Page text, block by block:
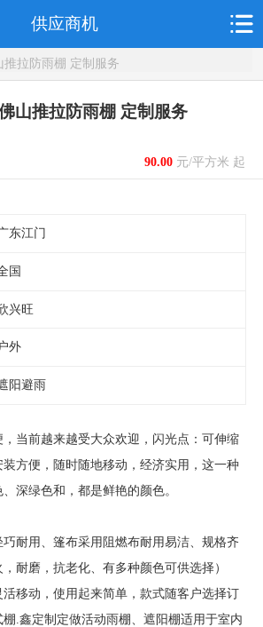
供应商机
拉防雨棚 定制服务
山推拉防雨棚 定制服务
90.00元/平方米 起
东江门
国
兴旺
外
阳避雨
当前越来越受大众欢迎，闪光点：可伸缩
方便，随时随地移动，经济实用，这一种
深绿色和，都是鲜艳的颜色。
耐用、篷布采用阻燃布耐用易洁、规格齐
耐磨，抗老化、有多种颜色可供选择）
移动，使用起来简单，款式随客户选择订
.鑫定制定做活动雨棚、遮阳棚适用于室内